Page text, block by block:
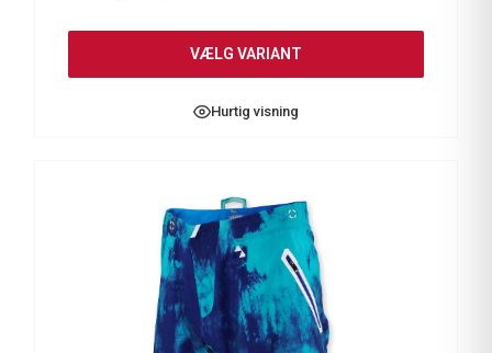
VÆLG VARIANT
Hurtig visning